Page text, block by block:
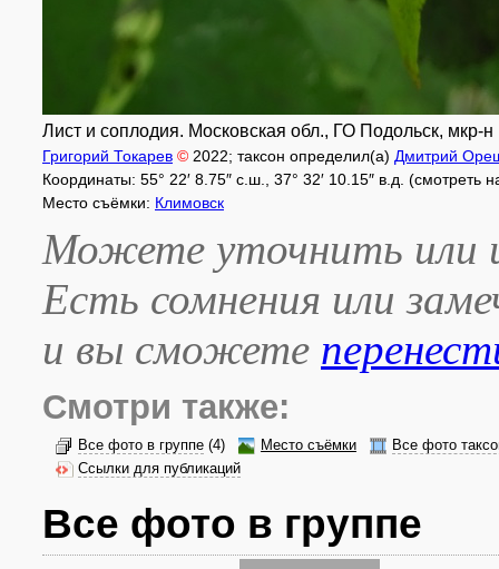
Лист и соплодия. Московская обл., ГО Подольск, мкр-
Григорий Токарев © 2022; таксон определил(а) Дмитрий
Координаты: 55° 22′ 8.75″ с.ш., 37° 32′ 10.15″ в.д. (смотреть
Место съёмки: Климовск
Можете уточнить или
Есть сомнения или
и вы сможете
Смотри также:
Все фото в группе (4) Место съёмки
Все фото
Ссылки для публикаций
Все фото в группе